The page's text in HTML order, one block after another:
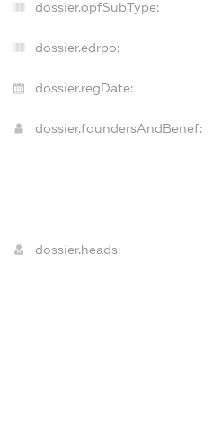
dossier.opfSubType:
dossier.edrpo:
dossier.regDate:
dossier.foundersAndBenef:
dossier.heads: